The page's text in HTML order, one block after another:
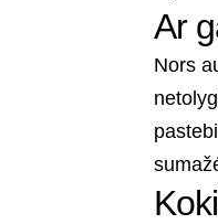
Ar
Nors